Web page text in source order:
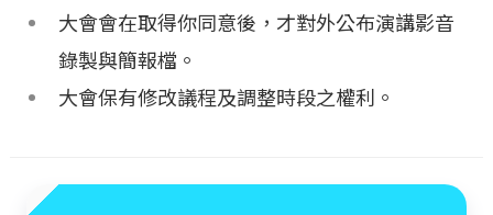
大會會在取得你同意後，才對外公布演講影音
錄製與簡報檔。
大會保有修改議程及調整時段之權利。